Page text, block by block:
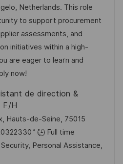
D
a
t
e
Netherlands. This role
to support procurement
assessments, and
initiatives within a high-
are eager to learn and
now!
de direction &
F/H
Hauts-de-Seine, 75015
Full time
Personal Assistance,